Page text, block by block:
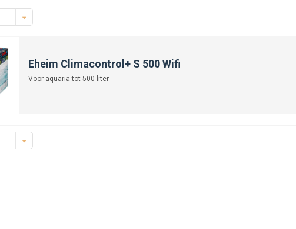
Eheim Climacontrol+ S 500 Wifi
Voor aquaria tot 500 liter